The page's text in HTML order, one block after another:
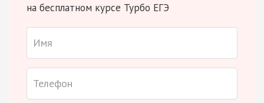
на бесплатном курсе Турбо ЕГЭ